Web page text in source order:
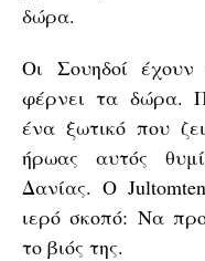
δώρα.
Οι Σουηδοί
φέρνει τα δώρα.
ένα ξωτικό που
ήρωας αυτός
Δανίας. Ο
ιερό σκοπό: Να
το βιός της.